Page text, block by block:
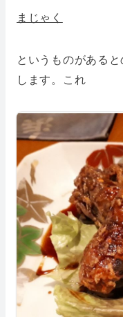
まじゃく
というものがある
します。これ